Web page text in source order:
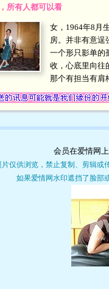
所有人都可以看
女，1964年8月
房。并非有意逞
一个形只影单的
收，心底里向往
那个有担当有肩
会员在爱情网
片仅供浏览，禁止复制、剪辑或
如果爱情网水印遮挡了脸部